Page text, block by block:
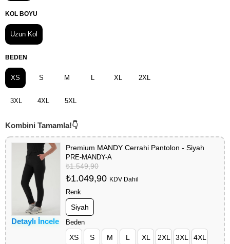
KOL BOYU
Uzun Kol
BEDEN
XS S M XL 2XL
3XL 4XL 5XL
Detaylı İncele
Premium MANDY Cerrahi Pantolon - Siyah
PRE-MANDY-A
₺1.549,90
₺1.049,90 KDV Dahil
Renk
Siyah
Beden
XS S M L XL 2XL 3XL 4XL